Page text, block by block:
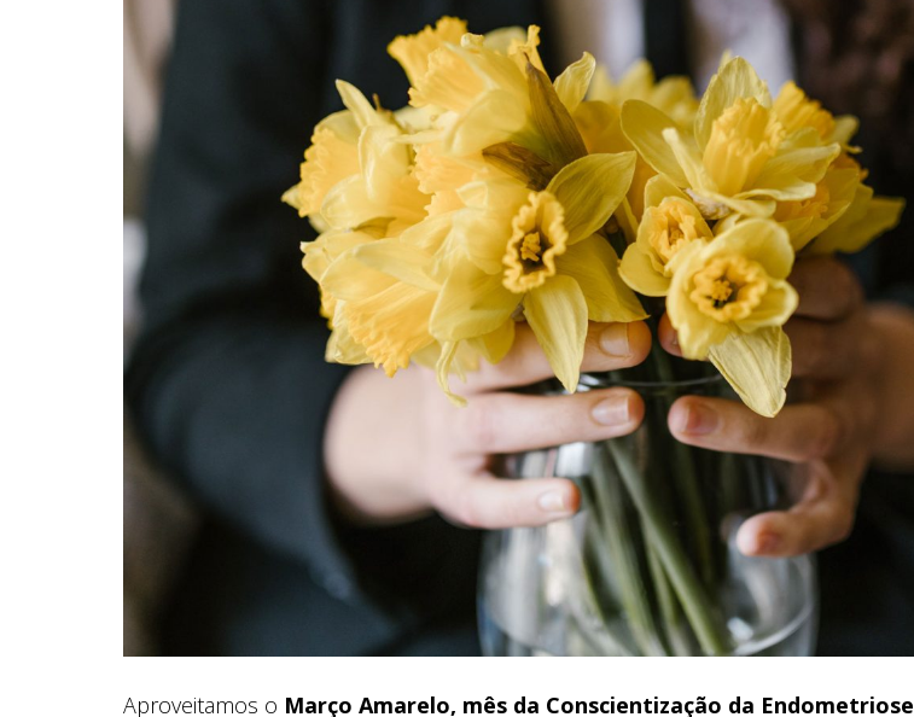
Aproveitamos o Março Amarelo, mês da Conscientização da Endometriose